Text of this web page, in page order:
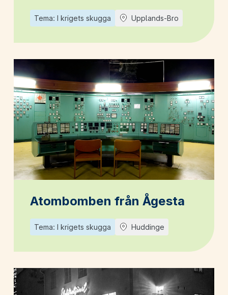
Tema: I krigets skugga Upplands-Bro
Atombomben från Ågesta
Tema: I krigets skugga Huddinge